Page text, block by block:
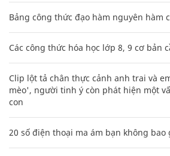
Bảng công thức đạo hàm nguyên hàm
Các công thức hóa học lớp 8, 9 cơ bản
Clip lột tả chân thực cảnh anh trai và
mèo', người tinh ý còn phát hiện một
con
20 số điện thoại ma ám bạn không bao